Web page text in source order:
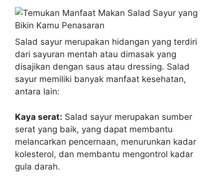
Salad sayur merupakan hidangan yang terdiri
dari sayuran mentah atau dimasak yang
disajikan dengan saus atau dressing. Salad
sayur memiliki banyak manfaat kesehatan,
antara lain:
Kaya serat: Salad sayur merupakan sumber
serat yang baik, yang dapat membantu
melancarkan pencernaan, menurunkan kadar
kolesterol, dan membantu mengontrol kadar
gula darah.